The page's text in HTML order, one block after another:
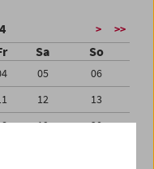
> >>
Sa So
05
06
12
13
19
20